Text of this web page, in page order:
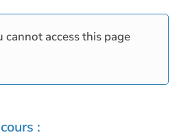
:
cannot access this page